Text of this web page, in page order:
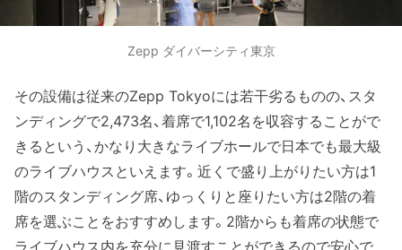
Zepp ダイバーシティ東京
その設備は従来のZepp Tokyoには若干劣るものの、スタ
ンディングで2,473名、着席で1,102名を収容することがで
きるという、かなり大きなライブホールで日本でも最大級
のライブハウスといえます。近くで盛り上がりたい方は1
階のスタンディング席、ゆっくりと座りたい方は2階の着
席を選ぶことをおすすめします。2階からも着席の状態で